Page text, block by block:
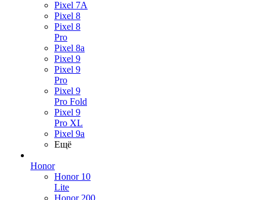
Pixel 7A
Pixel 8
Pixel 8
Pro
Pixel 8a
Pixel 9
Pixel 9
Pro
Pixel 9
Pro Fold
Pixel 9
Pro XL
Pixel 9a
Ещё
Honor
Honor 10
Lite
Honor 200